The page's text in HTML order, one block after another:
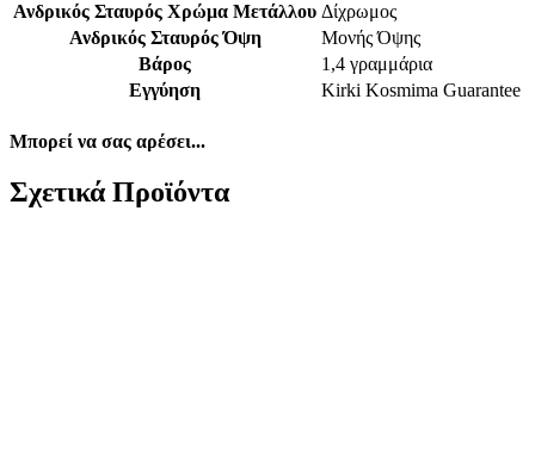
Ανδρικός Σταυρός Χρώμα Μετάλλου Δίχρωμος
Ανδρικός Σταυρός Όψη
Μονής Όψης
Βάρος
1,4 γραμμάρια
Εγγύηση
Kirki Kosmima Guarantee
Μπορεί να σας αρέσει...
Σχετικά Προϊόντα